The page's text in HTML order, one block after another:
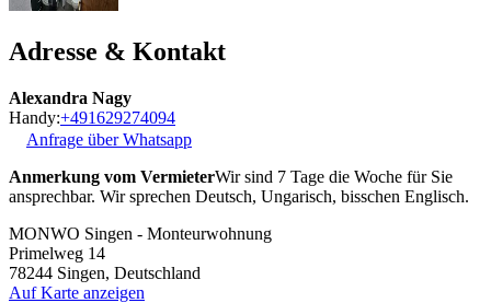
Adresse & Kontakt
Alexandra Nagy
Handy:+491629274094
Anfrage über Whatsapp
Anmerkung vom VermieterWir sind 7 Tage die Woche für Sie
ansprechbar. Wir sprechen Deutsch, Ungarisch, bisschen Englisch.
MONWO Singen - Monteurwohnung
Primelweg 14
78244 Singen, Deutschland
Auf Karte anzeigen